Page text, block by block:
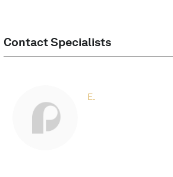
Contact Specialists
E.